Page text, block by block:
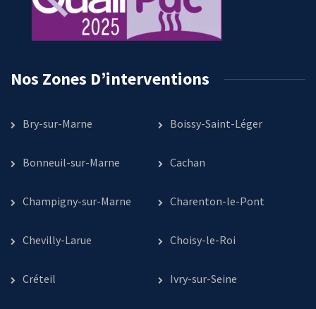
Nos Zones D’interventions
Bry-sur-Marne Boissy-Saint-Léger
Bonneuil-sur-Marne Cachan
Champigny-sur-Marne Charenton-le-Pont
Chevilly-Larue Choisy-le-Roi
Créteil Ivry-sur-Seine